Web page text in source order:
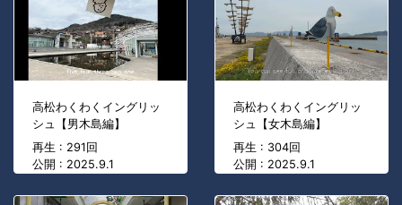
高松わくわくイングリッ
シュ【男木島編】
再生 : 291回
公開 : 2025.9.1
高松わくわくイングリッ
シュ【女木島編】
再生 : 304回
公開 : 2025.9.1